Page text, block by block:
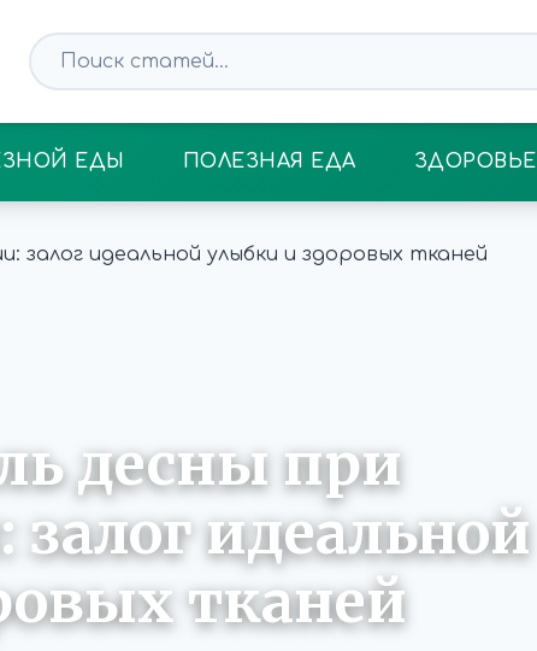
ЕДЫ ПОЛЕЗНАЯ ЕДА ЗДОРОВЬЕ
десны при
идеальной
тканей